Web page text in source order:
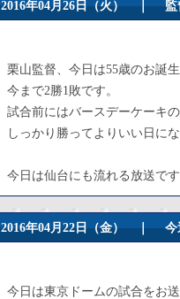
2016年04月26日（火） ｜監
栗山監督、今日は55歳のお誕生
今まで2勝1敗です。
試合前にはバースデーケーキ
しっかり勝ってよりいい日に
今日は仙台にも流れる放送です
2016年04月22日（金） ｜今
今日は東京ドームの試合をお